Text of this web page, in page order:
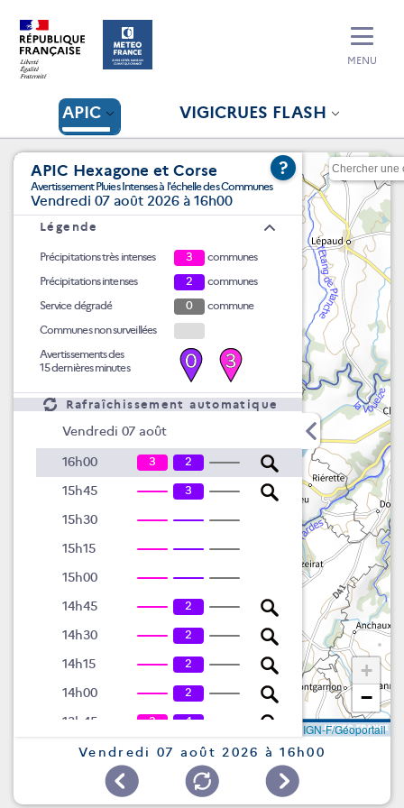
APIC VIGICRUES FLASH
MENU
APIC Hexagone et Corse
Avertissement Pluies Intenses à l'échelle des Communes
Vendredi 07 août 2026 à 16h00
?
Légende
Précipitations très intenses 3
communes
Précipitations intenses
2
communes
Service dégradé
0
commune
Communes non surveillées
Avertissements des
15 dernières minutes
0 3
Rafraîchissement automatique
Vendredi 07 août
16h00 3 2
15h45 3
15h30
15h15
15h00
14h45
2
14h30 2
14h15 2
14h00 2
13h45 3 4
13h30 4
4
+
−
IGN-F/Géoportail
Vendredi 07 août 2026 à 16h00